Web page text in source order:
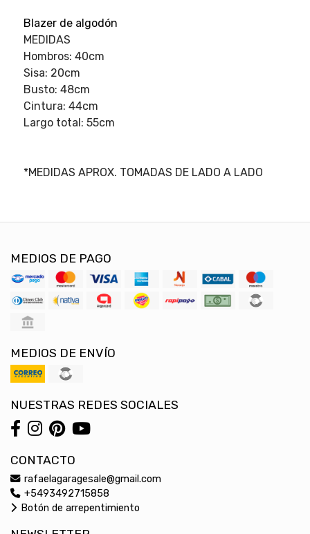
Blazer de algodón
MEDIDAS
Hombros: 40cm
Sisa: 20cm
Busto: 48cm
Cintura: 44cm
Largo total: 55cm
*MEDIDAS APROX. TOMADAS DE LADO A LADO
MEDIOS DE PAGO
MEDIOS DE ENVÍO
NUESTRAS REDES SOCIALES
CONTACTO
rafaelagaragesale@gmail.com
+5493492715858
Botón de arrepentimiento